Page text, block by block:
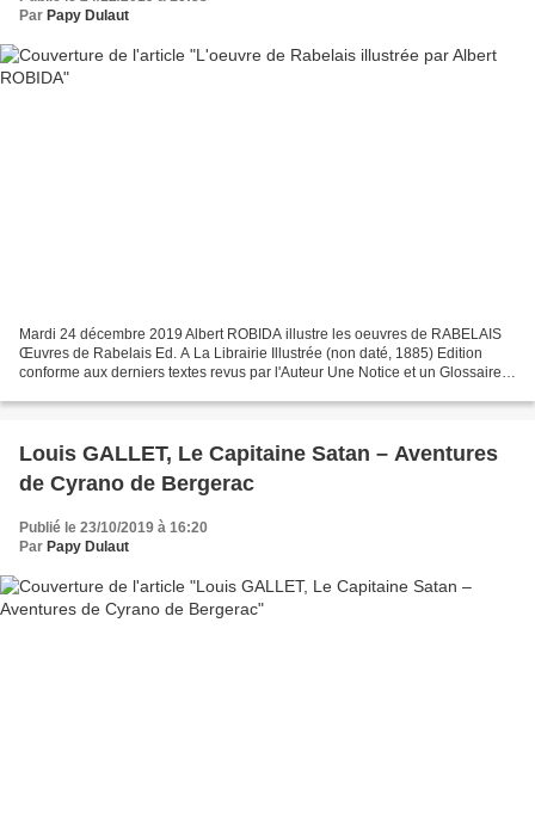
Par Papy Dulaut
Mardi 24 décembre 2019 Albert ROBIDA illustre les oeuvres de RABELAIS
Œuvres de Rabelais Ed. A La Librairie Illustrée (non daté, 1885) Edition
conforme aux derniers textes revus par l'Auteur Une Notice et un Glossaire
Louis GALLET, Le Capitaine Satan – Aventures
de Cyrano de Bergerac
Publié le 23/10/2019 à 16:20
Par Papy Dulaut